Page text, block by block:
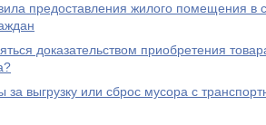
предоставления жилого помещения в
доказательством приобретения
выгрузку или сброс мусора с